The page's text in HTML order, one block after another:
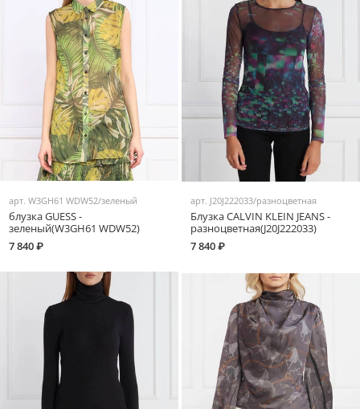
арт.W3GH61 WDW52/зеленый
блузка GUESS -
зеленый(W3GH61 WDW52)
7 840 ₽
арт. J20J222033/разноцветная
Блузка CALVIN KLEIN JEANS -
разноцветная(J20J222033)
7 840 ₽